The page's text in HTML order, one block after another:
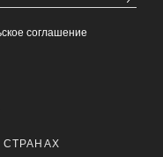
соглашение
СТРАНАХ